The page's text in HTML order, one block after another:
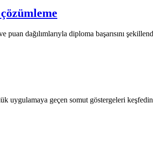
dağılımlarıyla diploma başarısını
uygulamaya geçen somut göstergeleri